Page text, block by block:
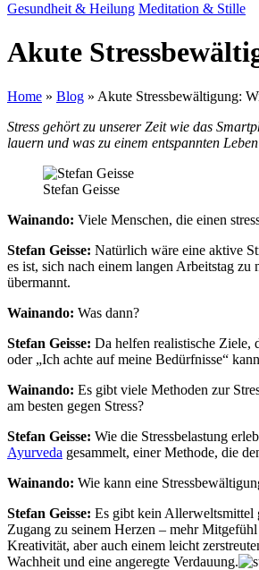
Gesundheit & Heilung Meditation & Stille
Akute
Home » Blog » Akute Stressbewältigung:
Stress gehört zu unserer Zeit wie das
lauern und was zu einem entspannten
Stefan Geisse
Wainando: Viele Menschen, die einen
Stefan Geisse: Natürlich wäre eine aktive
es ist, sich nach einem langen Arbeitstag
übermannt.
Wainando: Was dann?
Stefan Geisse: Da helfen realistische Ziele,
oder „Ich achte auf meine Bedürfnisse“
Wainando: Es gibt viele Methoden zur
am besten gegen Stress?
Stefan Geisse: Wie die Stressbelastung
Ayurveda gesammelt, einer Methode, die
Wainando: Wie kann eine
Stefan Geisse: Es gibt kein Allerweltsmittel
Zugang zu seinem Herzen – mehr
Kreativität, aber auch einem leicht
Wachheit und eine angeregte Verdauung.